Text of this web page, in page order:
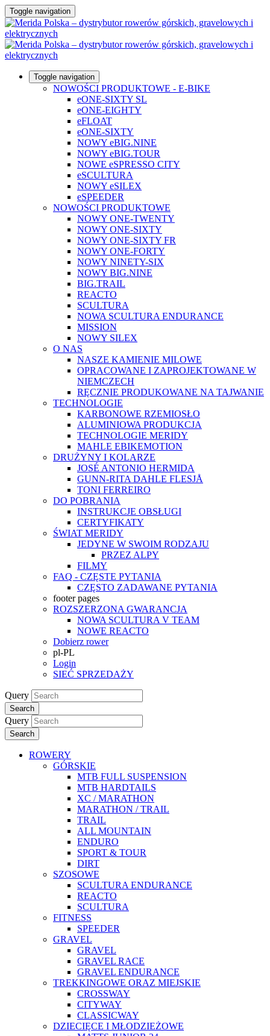
Toggle navigation
Toggle navigation
NOWOŚCI PRODUKTOWE - E-BIKE
eONE-SIXTY SL
eONE-EIGHTY
eFLOAT
eONE-SIXTY
NOWY eBIG.NINE
NOWY eBIG.TOUR
NOWE eSPRESSO CITY
eSCULTURA
NOWY eSILEX
eSPEEDER
NOWOŚCI PRODUKTOWE
NOWY ONE-TWENTY
NOWY ONE-SIXTY
NOWY ONE-SIXTY FR
NOWY ONE-FORTY
NOWY NINETY-SIX
NOWY BIG.NINE
BIG.TRAIL
REACTO
SCULTURA
NOWA SCULTURA ENDURANCE
MISSION
NOWY SILEX
O NAS
NASZE KAMIENIE MILOWE
OPRACOWANE I ZAPROJEKTOWANE W
NIEMCZECH
RĘCZNIE PRODUKOWANE NA TAJWANIE
TECHNOLOGIE
KARBONOWE RZEMIOSŁO
ALUMINIOWA PRODUKCJA
TECHNOLOGIE MERIDY
MAHLE EBIKEMOTION
DRUŻYNY I KOLARZE
JOSÉ ANTONIO HERMIDA
GUNN-RITA DAHLE FLESJÅ
TONI FERREIRO
DO POBRANIA
INSTRUKCJE OBSŁUGI
CERTYFIKATY
ŚWIAT MERIDY
JEDYNE W SWOIM RODZAJU
PRZEZ ALPY
FILMY
FAQ - CZĘSTE PYTANIA
CZĘSTO ZADAWANE PYTANIA
footer pages
ROZSZERZONA GWARANCJA
NOWA SCULTURA V TEAM
NOWE REACTO
Dobierz rower
pl-PL
Login
SIEĆ SPRZEDAŻY
Query
Search
Query
Search
ROWERY
GÓRSKIE
MTB FULL SUSPENSION
MTB HARDTAILS
XC / MARATHON
MARATHON / TRAIL
TRAIL
ALL MOUNTAIN
ENDURO
SPORT & TOUR
DIRT
SZOSOWE
SCULTURA ENDURANCE
REACTO
SCULTURA
FITNESS
SPEEDER
GRAVEL
GRAVEL
GRAVEL RACE
GRAVEL ENDURANCE
TREKKINGOWE ORAZ MIEJSKIE
CROSSWAY
CITYWAY
CLASSICWAY
DZIECIĘCE I MŁODZIEŻOWE